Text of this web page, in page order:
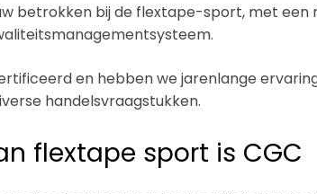
betrokken bij de flextape-sport, met een
en hebben we jarenlange
handelsvraagstukken.
flextape sport is CGC